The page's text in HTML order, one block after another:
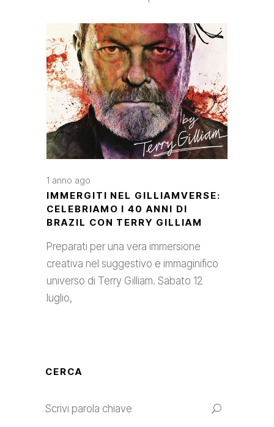
1 anno ago
IMMERGITI NEL GILLIAMVERSE:
CELEBRIAMO I 40 ANNI DI
BRAZIL CON TERRY GILLIAM
Preparati per una vera immersione
creativa nel suggestivo e immaginifico
universo di Terry Gilliam. Sabato 12
luglio,
CERCA